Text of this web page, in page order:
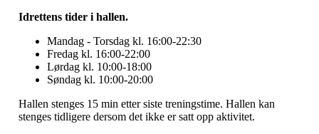
Idrettens tider i hallen.
Mandag - Torsdag kl. 16:00-22:30
Fredag kl. 16:00-22:00
Lørdag kl. 10:00-18:00
Søndag kl. 10:00-20:00
Hallen stenges 15 min etter siste treningstime. Hallen kan
stenges tidligere dersom det ikke er satt opp aktivitet.